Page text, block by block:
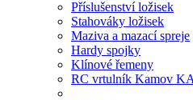
Příslušenství ložisek
Stahováky ložisek
Maziva a mazací spreje
Hardy spojky
Klínové řemeny
RC vrtulník Kamov